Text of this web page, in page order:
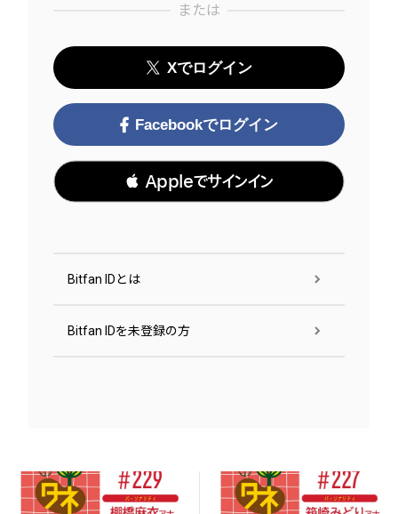
または
Xでログイン
Facebookでログイン
 Appleでサインイン
Bitfan IDとは
Bitfan IDを未登録の方